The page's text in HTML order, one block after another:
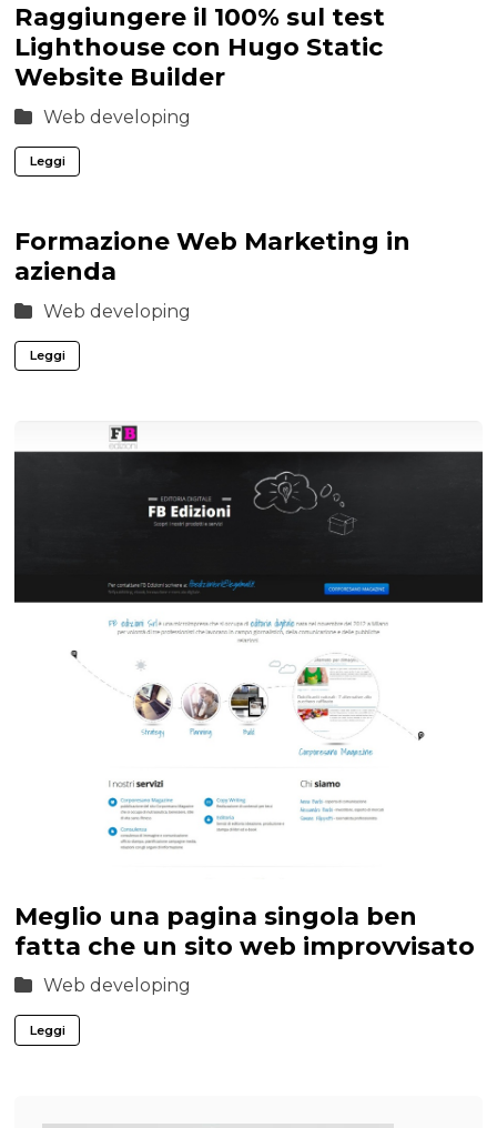
Raggiungere il 100% sul test
Lighthouse con Hugo Static
Website Builder
Web developing
Leggi
Formazione Web Marketing in
azienda
Web developing
Leggi
Meglio una pagina singola ben
fatta che un sito web improvvisato
Web developing
Leggi